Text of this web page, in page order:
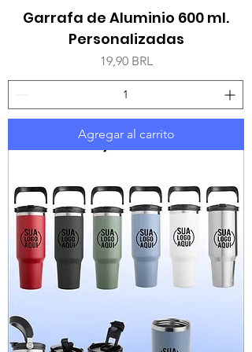
Garrafa de Aluminio 600 ml.
Personalizadas
Precio
19,90 BRL
Agregar al carrito